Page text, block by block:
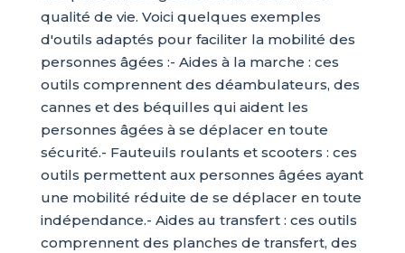
qualité de vie. Voici quelques exemples
d'outils adaptés pour faciliter la mobilité des
personnes âgées :- Aides à la marche : ces
outils comprennent des déambulateurs, des
cannes et des béquilles qui aident les
personnes âgées à se déplacer en toute
sécurité.- Fauteuils roulants et scooters : ces
outils permettent aux personnes âgées ayant
une mobilité réduite de se déplacer en toute
indépendance.- Aides au transfert : ces outils
comprennent des planches de transfert, des